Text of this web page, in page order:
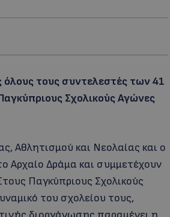
όλους τους συντελεστές των 41
Σχολικούς Αγώνες
Αθλητισμού και Νεολαίας και ο
Αρχαίο Δράμα και συμμετέχουν
Παγκύπριους Σχολικούς
του σχολείου τους,